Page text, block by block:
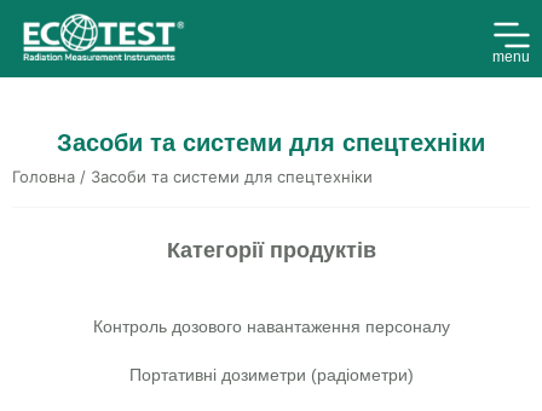
menu
Засоби та системи для спецтехніки
Головна / Засоби та системи для спецтехніки
Категорії продуктів
Контроль дозового навантаження персоналу
Портативні дозиметри (радіометри)